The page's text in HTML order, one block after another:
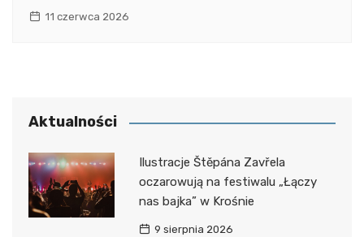
11 czerwca 2026
Aktualności
Ilustracje Štěpána Zavřela
oczarowują na festiwalu „Łączy
nas bajka” w Krośnie
9 sierpnia 2026